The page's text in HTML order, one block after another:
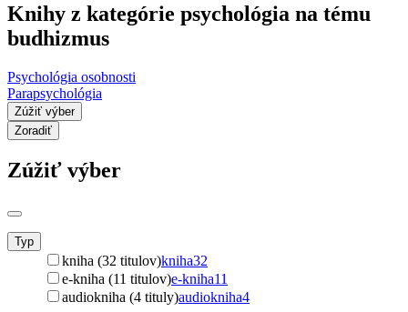
Knihy z kategórie psychológia na tému
budhizmus
Psychológia osobnosti
Parapsychológia
Zúžiť výber
Zoradiť
Zúžiť výber
Typ
kniha (32 titulov)kniha32
e-kniha (11 titulov)e-kniha11
audiokniha (4 tituly)audiokniha4